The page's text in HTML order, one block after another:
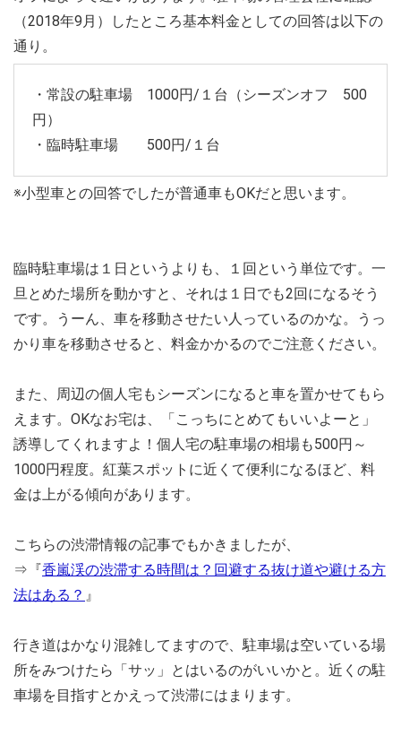
（2018年9月）したところ基本料金としての回答は以下の
通り。
・常設の駐車場 1000円/１台（シーズンオフ 500
円）
・臨時駐車場 500円/１台
※小型車との回答でしたが普通車もOKだと思います。
臨時駐車場は１日というよりも、１回という単位です。一
旦とめた場所を動かすと、それは１日でも2回になるそう
です。うーん、車を移動させたい人っているのかな。うっ
かり車を移動させると、料金かかるのでご注意ください。
また、周辺の個人宅もシーズンになると車を置かせてもら
えます。OKなお宅は、「こっちにとめてもいいよーと」
誘導してくれますよ！個人宅の駐車場の相場も500円～
1000円程度。紅葉スポットに近くて便利になるほど、料
金は上がる傾向があります。
こちらの渋滞情報の記事でもかきましたが、
⇒『香嵐渓の渋滞する時間は？回避する抜け道や避ける方
法はある？ 』
行き道はかなり混雑してますので、駐車場は空いている場
所をみつけたら「サッ」とはいるのがいいかと。近くの駐
車場を目指すとかえって渋滞にはまります。